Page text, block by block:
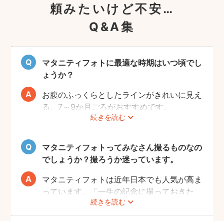
頼みたいけど不安…
Q&A集
マタニティフォトに最適な時期はいつ頃でし
ょうか？
続きを読む
お腹のふっくらとしたラインがきれいに見え
る、7～9か月ごろがおすすめです。
赤ちゃんが出産予定日よりも早く誕生するこ
ともありますので、臨月までの撮影をご検討
いただければと思います。
マタニティフォトってみなさん撮るものなの
でしょうか？撮ろうか迷っています。
続きを読む
マタニティフォトは近年日本でも人気が高ま
っています。「一生の記念に撮っておきた
い」と考える方が増えているようです。
また、マタニティフォトを撮るべきか迷って